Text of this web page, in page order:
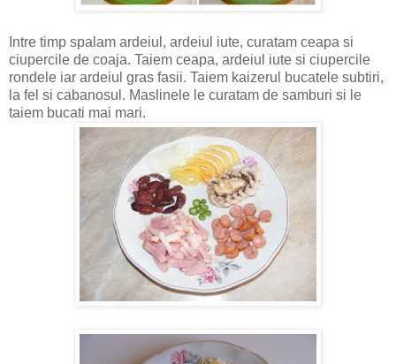
Intre timp spalam ardeiul, ardeiul iute, curatam ceapa si
ciupercile de coaja. Taiem ceapa, ardeiul iute si ciupercile
rondele iar ardeiul gras fasii. Taiem kaizerul bucatele subtiri,
la fel si cabanosul. Maslinele le curatam de samburi si le
taiem bucati mai mari.